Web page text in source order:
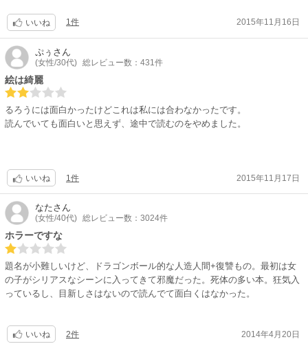
いいね 1件 2015年11月16日
ぷぅ さん
(女性/30代) 総レビュー数：431件
絵は綺麗
るろうには面白かったけどこれは私には合わなかったです。
読んでいても面白いと思えず、途中で読むのをやめました。
いいね 1件 2015年11月17日
なたさん
(女性/40代) 総レビュー数：3024件
ホラーですな
題名が小難しいけど、ドラゴンボール的な人造人間+復讐もの。最初は女
の子がシリアスなシーンに入ってきて邪魔だった。死体の多い本。狂気入
っているし、目新しさはないので読んでて面白くはなかった。
いいね 2件 2014年4月20日